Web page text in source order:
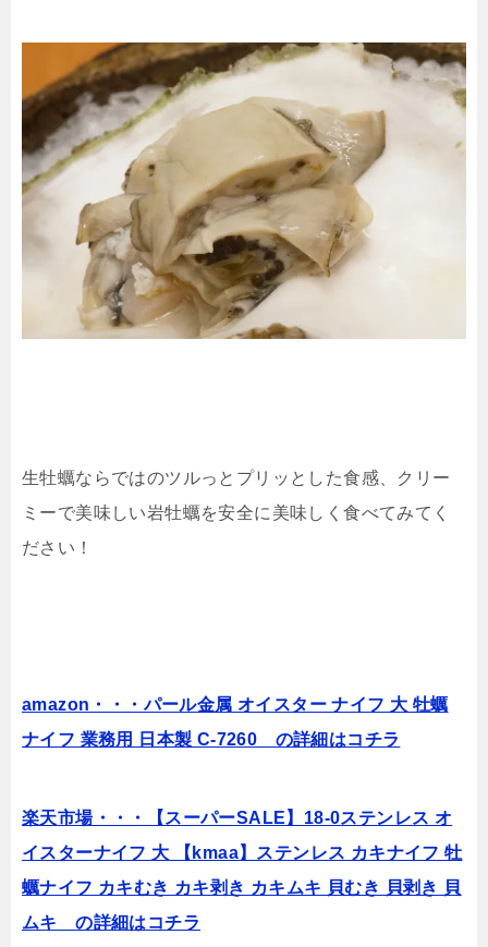
生牡蠣ならではのツルっとプリッとした食感、クリー
ミーで美味しい岩牡蠣を安全に美味しく食べてみてく
ださい！
amazon・・・パール金属 オイスター ナイフ 大 牡蠣
ナイフ 業務用 日本製 C-7260 の詳細はコチラ
楽天市場・・・【スーパーSALE】18-0ステンレス オ
イスターナイフ 大 【kmaa】ステンレス カキナイフ 牡
蠣ナイフ カキむき カキ剥き カキムキ 貝むき 貝剥き 貝
ムキ の詳細はコチラ